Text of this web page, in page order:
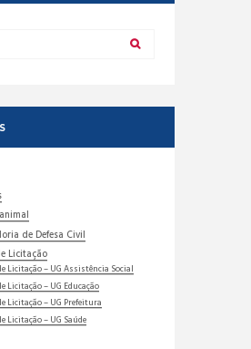
de Defesa Civil
Licitação
Licitação – UG Assistência Social
Licitação – UG Educação
Licitação – UG Prefeitura
Licitação – UG Saúde